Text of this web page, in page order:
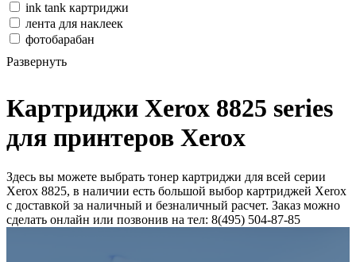
ink tank картриджи
лента для наклеек
фотобарабан
Развернуть
Картриджи Xerox 8825 series
для принтеров Xerox
Здесь вы можете выбрать тонер картриджи для всей серии
Xerox 8825, в наличии есть большой выбор картриджей Xerox
с доставкой за наличный и безналичный расчет. Заказ можно
сделать онлайн или позвонив на тел: 8(495) 504-87-85